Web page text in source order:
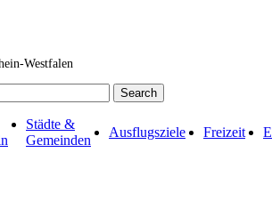
Westfalen
Search
Städte &
Gemeinden
Ausflugsziele Freizeit